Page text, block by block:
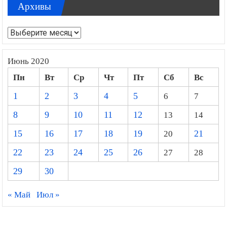
Архивы
Архивы
Июнь 2020
Пн Вт Ср Чт Пт Сб
Вс
1
2 3 4 5 6
7
8
9 10 11 12 13
14
15
16 17 18 19 20
21
22
23 24 25 26 27
28
29
30
« Май Июл »